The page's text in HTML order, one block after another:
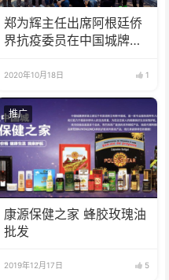
郑为辉主任出席阿根廷侨
界抗疫委员在中国城牌楼
2020年10月18日 1
推广
康源保健之家 蜂胶玫瑰油
批发
2019年12月17日 5